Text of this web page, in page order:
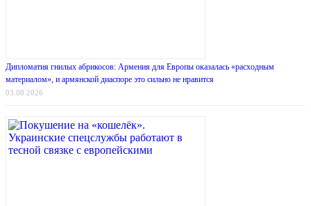
Дипломатия гнилых абрикосов: Армения для Европы оказалась «расходным
материалом», и армянской диаспоре это сильно не нравится
03.08.2026